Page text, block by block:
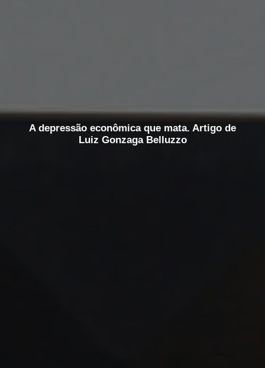
A depressão econômica que mata. Artigo de
Luiz Gonzaga Belluzzo